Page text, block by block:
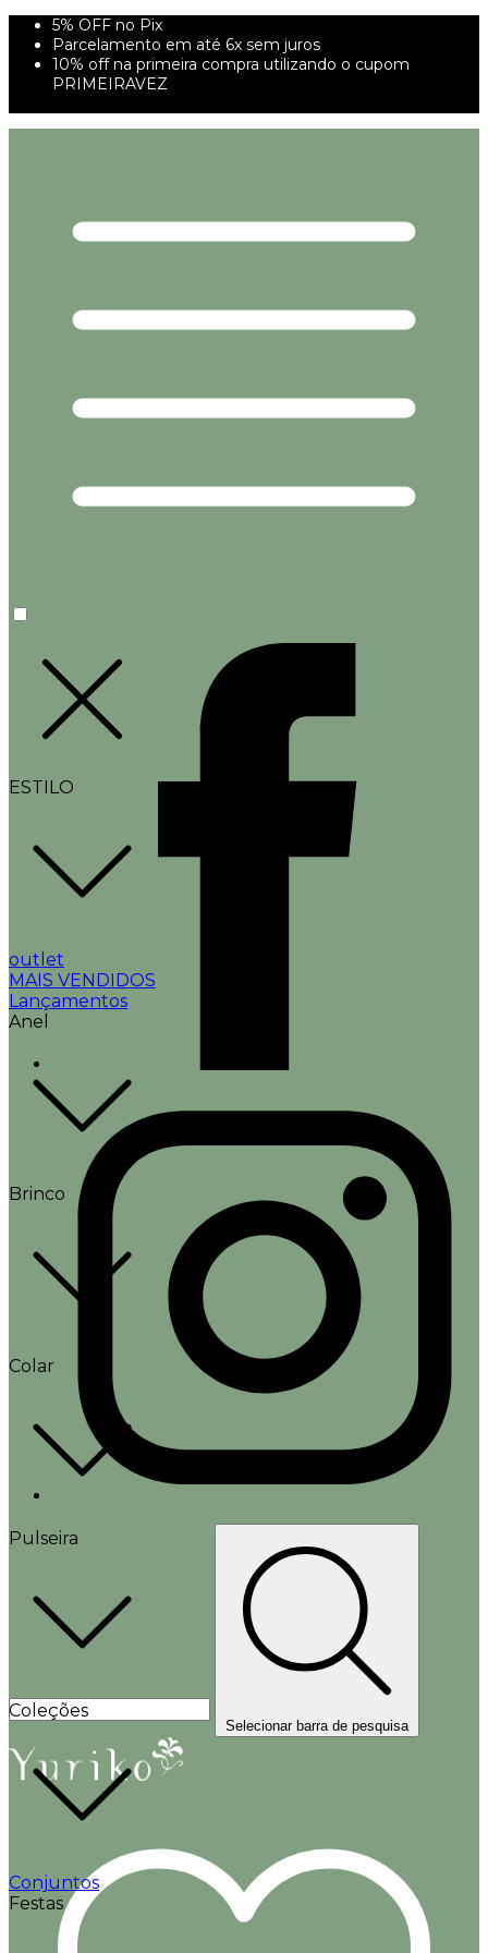
5% OFF no Pix
Parcelamento em até 6x sem juros
10% off na primeira compra utilizando o cupom
PRIMEIRAVEZ
ESTILO
outlet
MAIS VENDIDOS
Lançamentos
Anel
Brinco
Colar
Pulseira
Coleções
Conjuntos
Festas
Selecionar barra de pesquisa